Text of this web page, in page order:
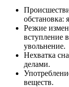
обстановка:
Резкие
вступление
увольнение.
Нехватка
делами.
веществ.